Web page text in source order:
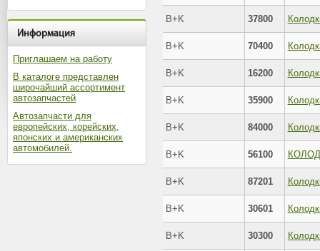
Информация
Приглашаем на работу
В каталоге представлен
широчайший ассортимент
автозапчастей
Автозапчасти для
европейских, корейских,
японских и американских
автомобилей.
B+K 37800
B+K 70400
B+K 16200
B+K 35900
B+K 84000
B+K 56100
B+K 87201
B+K 30601
B+K 30300